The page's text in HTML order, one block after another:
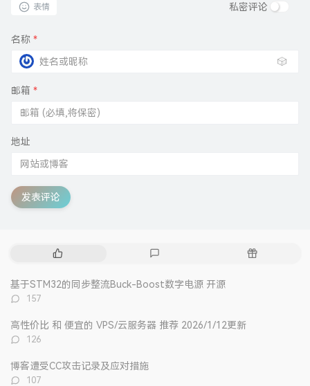
表情 私密评论
名称 *
🎲
邮箱 *
地址
发表评论
热
文
评
随
基于STM32的同步整流Buck-Boost数字电源 开源
评
数：
157
高性价比 和 便宜的 VPS/云服务器 推荐 2026/1/12更新
评
数：
126
博客遭受CC攻击记录及应对措施
评
107